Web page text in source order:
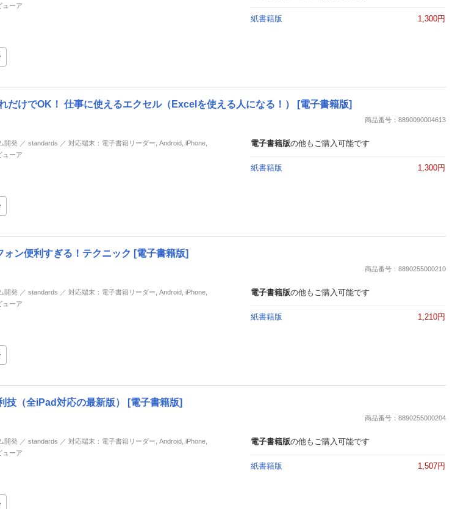
ューア
紙書籍版 1,300円
だけでOK！ 仕事に使えるエクセル（Excelを使える人になる！） [電子書籍版]
商品番号：8890090004613
発 ／ standards ／ 対応端末：電子書籍リーダー, Android, iPhone,
ューア
電子書籍版の他もご購入可能です
紙書籍版 1,300円
ン便利すぎる！テクニック [電子書籍版]
商品番号：8890255000210
発 ／ standards ／ 対応端末：電子書籍リーダー, Android, iPhone,
ューア
電子書籍版の他もご購入可能です
紙書籍版 1,210円
技（全iPad対応の最新版） [電子書籍版]
商品番号：8890255000204
発 ／ standards ／ 対応端末：電子書籍リーダー, Android, iPhone,
ューア
電子書籍版の他もご購入可能です
紙書籍版 1,507円